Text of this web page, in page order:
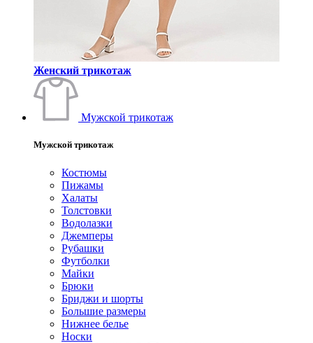
Женский трикотаж
Мужской трикотаж
Мужской трикотаж
Костюмы
Пижамы
Халаты
Толстовки
Водолазки
Джемперы
Рубашки
Футболки
Майки
Брюки
Бриджи и шорты
Большие размеры
Нижнее белье
Носки